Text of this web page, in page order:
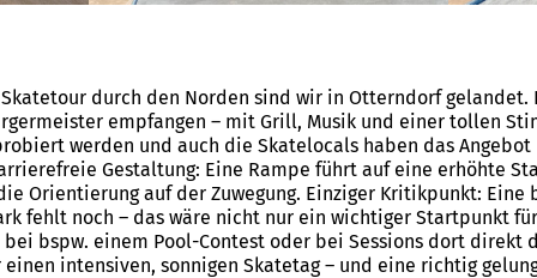
durch den Norden sind wir in Otterndorf
empfangen – mit Grill, Musik und einer tollen
werden und auch die Skatelocals haben das
Gestaltung: Eine Rampe führt auf eine erhöhte
Orientierung auf der Zuwegung. Einziger Kritikpunkt: Eine
fehlt noch – das wäre nicht nur ein wichtiger Startpunkt
bspw. einem Pool-Contest oder bei Sessions dort direkt
intensiven, sonnigen Skatetag – und eine richtig